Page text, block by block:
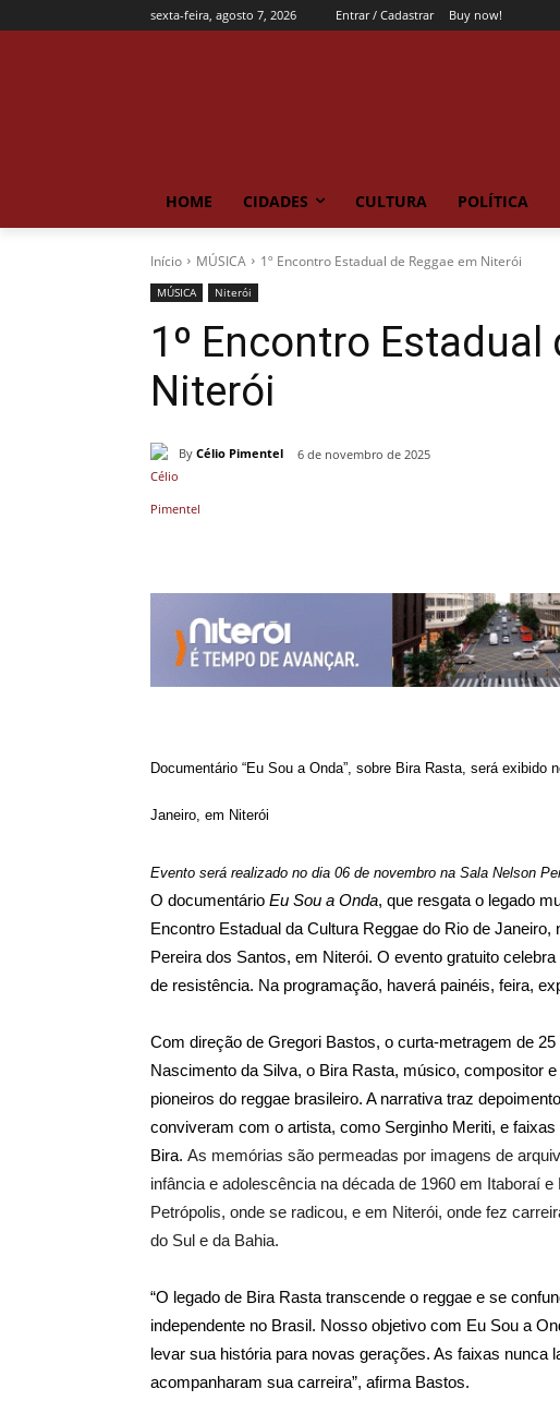
sexta-feira, agosto 7, 2026 Entrar / Cadastrar Buy now!
HOME CIDADES CULTURA POLÍTICA
Início MÚSICA 1º Encontro Estadual de Reggae em Niterói
MÚSICA Niterói
1º Encontro Estadual
Niterói
By Célio Pimentel 6 de novembro de 2025
Documentário “Eu Sou a Onda”, sobre Bira Rasta, será exibido
Janeiro, em Niterói
Evento será realizado no dia 06 de novembro na Sala Nelson
O documentário Eu Sou a Onda, que resgata o legado
Encontro Estadual da Cultura Reggae do Rio de
Pereira dos Santos, em Niterói. O evento gratuito
de resistência. Na programação, haverá painéis, feira,
Com direção de Gregori Bastos, o curta-metragem de
Nascimento da Silva, o Bira Rasta, músico, compositor
pioneiros do reggae brasileiro. A narrativa traz
conviveram com o artista, como Serginho Meriti, e
Bira. As memórias são permeadas por imagens de
infância e adolescência na década de 1960 em Itaboraí
Petrópolis, onde se radicou, e em Niterói, onde fez
do Sul e da Bahia.
“O legado de Bira Rasta transcende o reggae e se
independente no Brasil. Nosso objetivo com Eu Sou a
levar sua história para novas gerações. As faixas nunca
acompanharam sua carreira”, afirma Bastos.